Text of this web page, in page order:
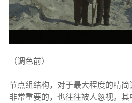
（调色前）
节点组结构，对于最大程度的精
非常重要的，也往往被人忽视。